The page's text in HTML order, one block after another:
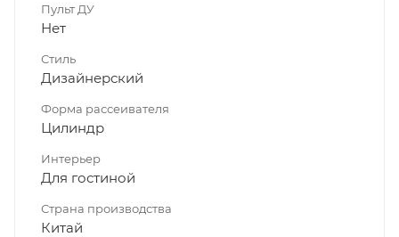
Пульт ДУ
Нет
Стиль
Дизайнерский
Форма рассеивателя
Цилиндр
Интерьер
Для гостиной
Страна производства
Китай